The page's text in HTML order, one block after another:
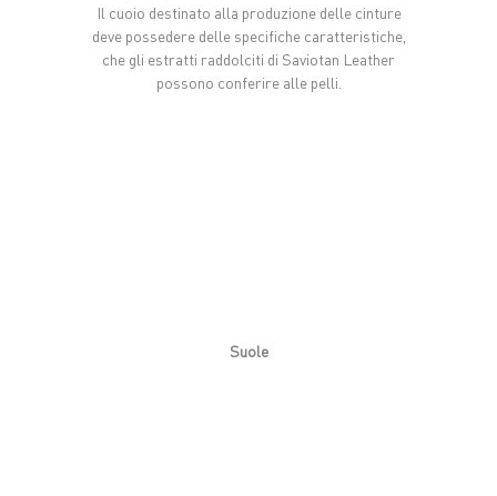
Il cuoio destinato alla produzione delle cinture
deve possedere delle specifiche caratteristiche,
che gli estratti raddolciti di Saviotan Leather
possono conferire alle pelli.
Suole